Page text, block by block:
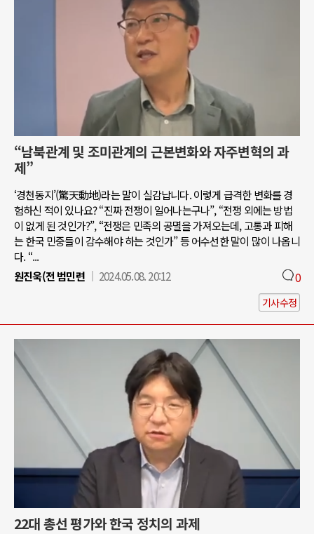
“남북관계 및 조미관계의 근본변화와 자주변혁의 과
제”
‘경천동지’(驚天動地)라는 말이 실감납니다. 이렇게 급격한 변화를 경
험하신 적이 있나요? “진짜 전쟁이 일어나는구나”, “전쟁 외에는 방법
이 없게 된 것인가?”, “전쟁은 민족의 공멸을 가져오는데, 고통과 피해
는 한국 민중들이 감수해야 하는 것인가” 등 어수선한 말이 많이 나옵니
다. “...
원진욱(전 범민련
2024.05.08. 20:12 0
기사수정
22대 총선 평가와 한국 정치의 과제